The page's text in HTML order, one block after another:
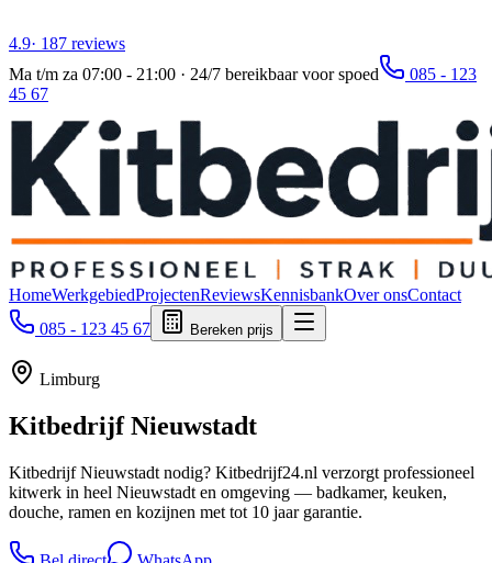
4.9· 187 reviews
Ma t/m za 07:00 - 21:00 · 24/7 bereikbaar voor spoed
085 - 123
45 67
HomeWerkgebiedProjectenReviewsKennisbankOver onsContact
085 - 123 45 67
Bereken prijs
Limburg
KitbedrijfNieuwstadt
Kitbedrijf Nieuwstadt nodig? Kitbedrijf24.nl verzorgt professioneel
kitwerk in heel Nieuwstadt en omgeving — badkamer, keuken,
douche, ramen en kozijnen met tot 10 jaar garantie.